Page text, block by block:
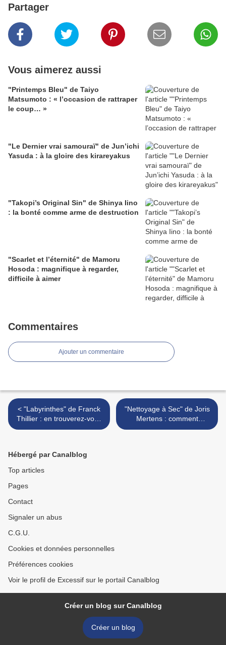
Partager
Vous aimerez aussi
"Printemps Bleu" de Taiyo
Matsumoto : « l’occasion de rattraper
le coup… »
"Le Dernier vrai samouraï" de Jun’ichi
Yasuda : à la gloire des kirareyakus
"Takopi’s Original Sin" de Shinya Iino
: la bonté comme arme de destruction
"Scarlet et l’éternité" de Mamoru
Hosoda : magnifique à regarder,
difficile à aimer
Commentaires
Ajouter un commentaire
< "Labyrinthes" de Franck
Thillier : en trouverez-vous
l’issue par vous-même ?
"Nettoyage à Sec" de Joris
Mertens : comment
réinventer et réenchanter le
Hébergé par Canalblog
Top articles
Pages
Contact
Signaler un abus
C.G.U.
Cookies et données personnelles
Préférences cookies
Voir le profil de Excessif sur le portail Canalblog
Créer un blog sur Canalblog
Créer un blog